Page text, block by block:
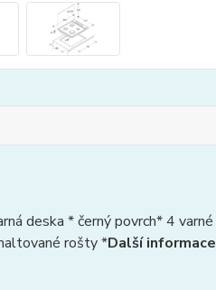
deska * černý povrch* 4
rošty *Další